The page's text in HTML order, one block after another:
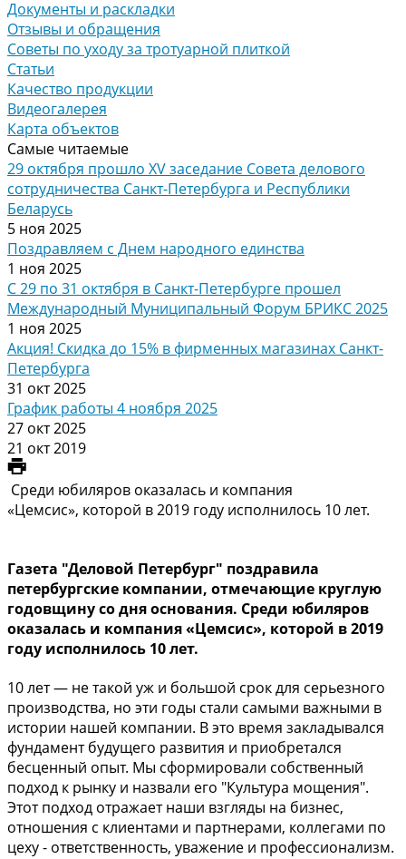
Документы и раскладки
Отзывы и обращения
Советы по уходу за тротуарной плиткой
Статьи
Качество продукции
Видеогалерея
Карта объектов
Самые читаемые
29 октября прошло XV заседание Совета делового
сотрудничества Санкт-Петербурга и Республики
Беларусь
5 ноя 2025
Поздравляем с Днем народного единства
1 ноя 2025
С 29 по 31 октября в Санкт-Петербурге прошел
Международный Муниципальный Форум БРИКС 2025
1 ноя 2025
Акция! Скидка до 15% в фирменных магазинах Санкт-
Петербурга
31 окт 2025
График работы 4 ноября 2025
27 окт 2025
21 окт 2019
Среди юбиляров оказалась и компания
«Цемсис», которой в 2019 году исполнилось 10 лет.
Газета "Деловой Петербург" поздравила
петербургские компании, отмечающие круглую
годовщину со дня основания. Среди юбиляров
оказалась и компания «Цемсис», которой в 2019
году исполнилось 10 лет.
10 лет — не такой уж и большой срок для серьезного
производства, но эти годы стали самыми важными в
истории нашей компании. В это время закладывался
фундамент будущего развития и приобретался
бесценный опыт. Мы сформировали собственный
подход к рынку и назвали его "Культура мощения".
Этот подход отражает наши взгляды на бизнес,
отношения с клиентами и партнерами, коллегами по
цеху - ответственность, уважение и профессионализм.